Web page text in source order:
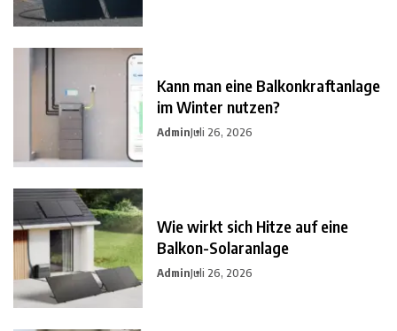
Kann man eine Balkonkraftanlage
im Winter nutzen?
AdminJuli 26, 2026
Wie wirkt sich Hitze auf eine
Balkon-Solaranlage
AdminJuli 26, 2026